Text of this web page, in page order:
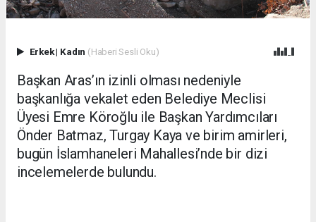
Erkek| Kadın (Haberi Sesli Oku)
Başkan Aras’ın izinli olması nedeniyle
başkanlığa vekalet eden Belediye Meclisi
Üyesi Emre Köroğlu ile Başkan Yardımcıları
Önder Batmaz, Turgay Kaya ve birim amirleri,
bugün İslamhaneleri Mahallesi’nde bir dizi
incelemelerde bulundu.